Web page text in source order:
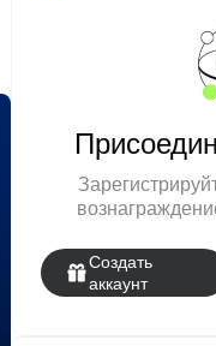
Создать
аккаунт